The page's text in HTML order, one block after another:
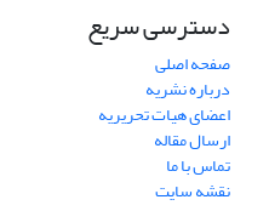
دسترسی سریع
صفحه اصلی
درباره نشریه
اعضای هیات تحریریه
ارسال مقاله
تماس با ما
نقشه سایت